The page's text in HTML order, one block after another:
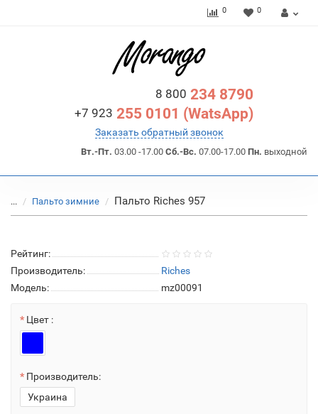
0 0
8 800 234 8790
+7 923 255 0101 (WatsApp)
Заказать обратный звонок
Вт.-Пт. 03.00 -17.00 Сб.-Вс. 07.00-17.00 Пн. выходной
... Пальто зимние Пальто Riches 957
Рейтинг:
Производитель:
Riches
Модель:
mz00091
Цвет :
Производитель:
Украина